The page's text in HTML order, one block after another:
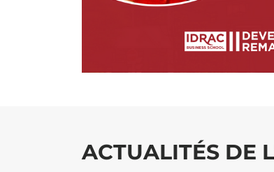
ACTUALITÉS DE